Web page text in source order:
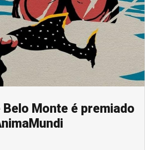
Monte é premiado